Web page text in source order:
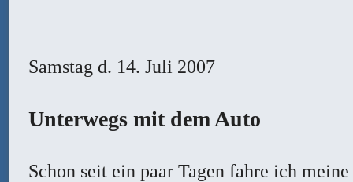
Samstag d. 14. Juli 2007
Unterwegs mit dem Auto
Schon seit ein paar Tagen fahre ich meine